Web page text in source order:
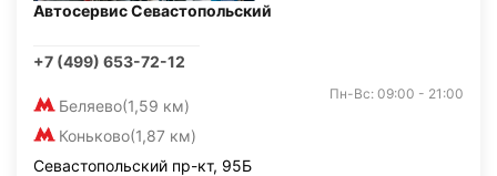
Автосервис Севастопольский
+7 (499) 653-72-12
Беляево(1,59 км)
Коньково(1,87 км)
Пн-Вс: 09:00 - 21:00
Севастопольский пр-кт, 95Б